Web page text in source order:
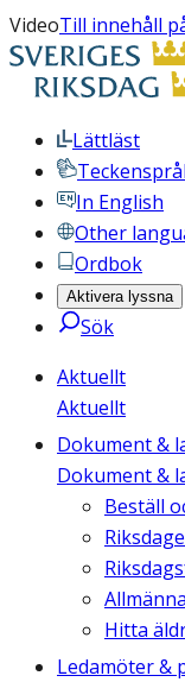
VideoTill innehåll
Lättläst
In English
Other
Ordbok
Aktivera lyssna
Sök
Aktuellt
Aktuellt
Dokument &
Dokument &
Beställ
Hitta
Ledamöter &